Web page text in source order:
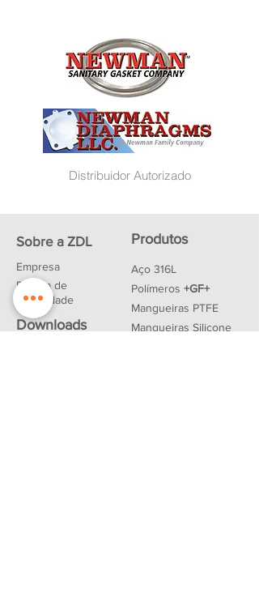
Distribuidor Autorizado
Sobre a ZDL
Empresa
Política de
Privacidade
Downloads
Produtos
Aço 316L
Polímeros +GF+
Mangueiras PTFE
Mangueiras Silicone